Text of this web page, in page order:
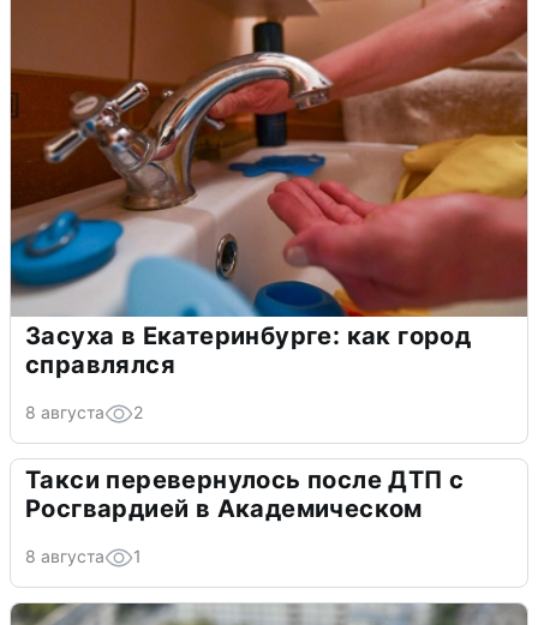
Засуха в Екатеринбурге: как город
справлялся
8 августа 2
Такси перевернулось после ДТП с
Росгвардией в Академическом
8 августа 1